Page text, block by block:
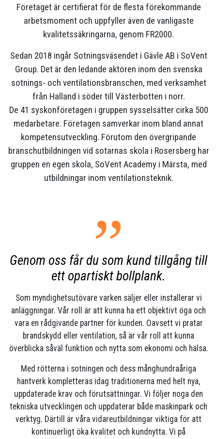
Företaget är certifierat för de flesta förekommande
arbetsmoment och uppfyller även de vanligaste
kvalitetssäkringarna, genom FR2000.
Sedan 2018 ingår Sotningsväsendet i Gävle AB i SoVent
Group. Det är den ledande aktören inom den svenska
sotnings- och ventilationsbranschen, med verksamhet
från Halland i söder till Västerbotten i norr.
De 41 syskonföretagen i gruppen sysselsätter cirka 500
medarbetare. Företagen samverkar inom bland annat
kompetensutveckling. Förutom den övergripande
branschutbildningen vid sotarnas skola i Rosersberg har
gruppen en egen skola, SoVent Academy i Märsta, med
utbildningar inom ventilationsteknik.
”
Genom oss får du som kund tillgång till
ett opartiskt bollplank.
Som myndighetsutövare varken säljer eller installerar vi
anläggningar. Vår roll är att kunna ha ett objektivt öga och
vara en rådgivande partner för kunden. Oavsett vi pratar
brandskydd eller ventilation, så är vår roll att kunna
överblicka såväl funktion och nytta som ekonomi och hälsa.
Med rötterna i sotningen och dess månghundraåriga
hantverk kompletteras idag traditionerna med helt nya,
uppdaterade krav och förutsättningar. Vi följer noga den
tekniska utvecklingen och uppdaterar både maskinpark och
verktyg. Därtill är våra vidareutbildningar viktiga för att
kontinuerligt öka kvalitet och kundnytta. Vi på